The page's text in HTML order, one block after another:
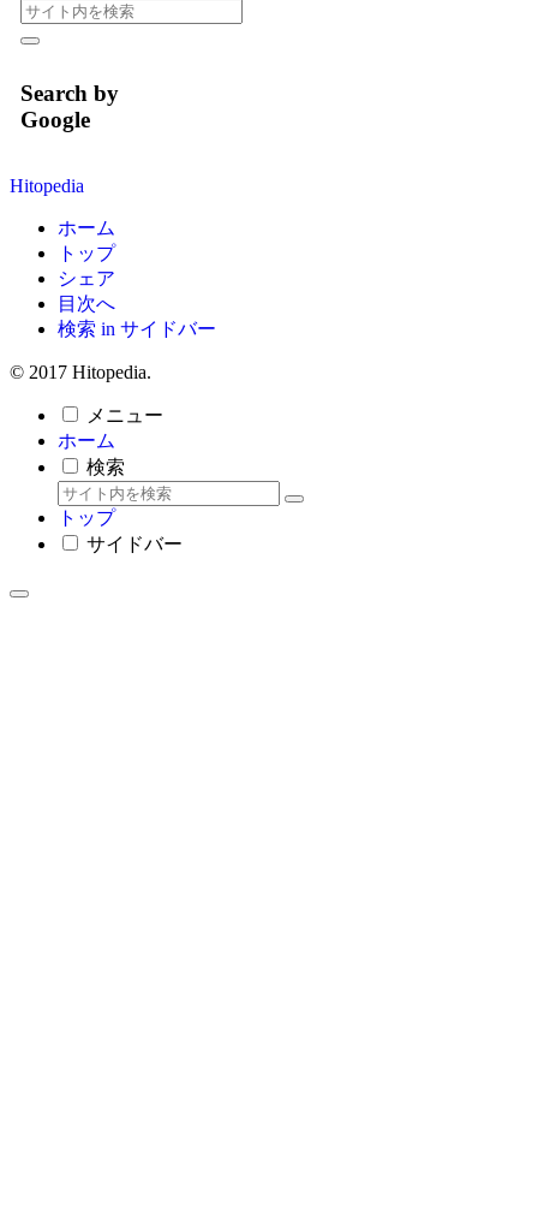
Search by
Google
Hitopedia
ホーム
トップ
シェア
目次へ
検索 in サイドバー
© 2017 Hitopedia.
メニュー
ホーム
検索
トップ
サイドバー